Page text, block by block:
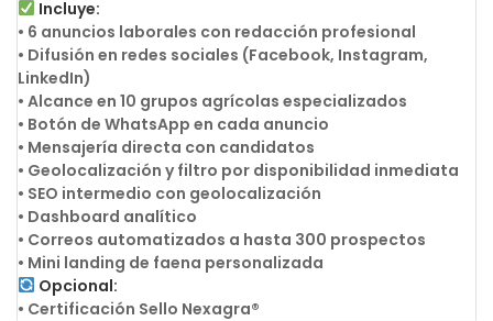
Incluye:
• 6 anuncios laborales con redacción profesional
• Difusión en redes sociales (Facebook, Instagram,
LinkedIn)
• Alcance en 10 grupos agrícolas especializados
• Botón de WhatsApp en cada anuncio
• Mensajería directa con candidatos
• Geolocalización y filtro por disponibilidad inmediata
• SEO intermedio con geolocalización
• Dashboard analítico
• Correos automatizados a hasta 300 prospectos
• Mini landing de faena personalizada
Opcional:
• Certificación Sello Nexagra®